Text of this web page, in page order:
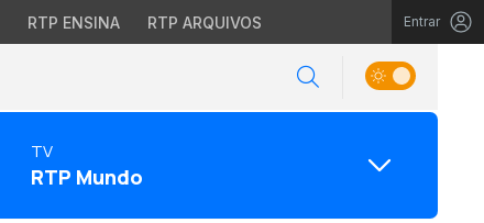
RTP ENSINA RTP ARQUIVOS Entrar
TV
RTP Mundo